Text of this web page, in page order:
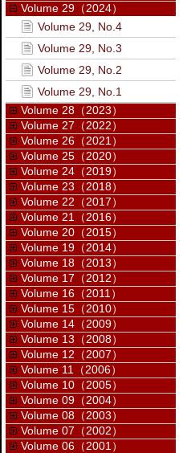
Volume 29（2024）
Volume 29, No.4
Volume 29, No.3
Volume 29, No.2
Volume 29, No.1
Volume 28（2023）
Volume 27（2022）
Volume 26（2021）
Volume 25（2020）
Volume 24（2019）
Volume 23（2018）
Volume 22（2017）
Volume 21（2016）
Volume 20（2015）
Volume 19（2014）
Volume 18（2013）
Volume 17（2012）
Volume 16（2011）
Volume 15（2010）
Volume 14（2009）
Volume 13（2008）
Volume 12（2007）
Volume 11（2006）
Volume 10（2005）
Volume 09（2004）
Volume 08（2003）
Volume 07（2002）
Volume 06（2001）